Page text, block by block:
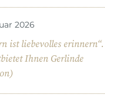
2026
ist liebevolles erinnern“.
Ihnen Gerlinde